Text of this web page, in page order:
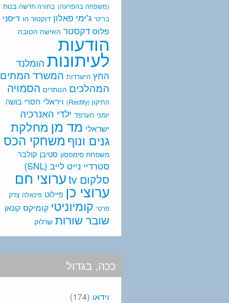
(משפחה בהפרעה) בחורה חדשה בנות
בריטי ג'ימי פאלון דוקטור הו דיסני
פלוס דקסטר האישה הטובההודעות
לעיתונות הומלנד
החץ הישרדות המשרד המתים
המהלכים הנותרים הסמויה
התיקון (Rectify) ויראלי חסרי בושה
יומני הערפד ילדי האנרכיה
ישראלי מד מן מחלקת
גנים ונוף משחקי הכס
משפחת סימפסון סטיבן קולבר
סטרדיי נייט לייב (SNL)
סלקום tv ערוצי חם
ערוצי כן פיילוט פינאלה צדק
פרטי קומיוניטי קומיקס קונאן
שובר שורות שרלוק
ככה, בגדול
וידאו (174)